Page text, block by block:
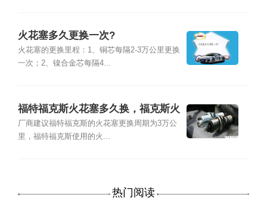
火花塞多久更换一次?
火花塞的更换里程：1、铜芯每隔2-3万公里更换
一次；2、镍合金芯每隔4...
福特福克斯火花塞多久换，福克斯火
花塞品牌型号及更换教程
厂商建议福特福克斯的火花塞更换周期为3万公
里，福特福克斯使用的火...
热门阅读